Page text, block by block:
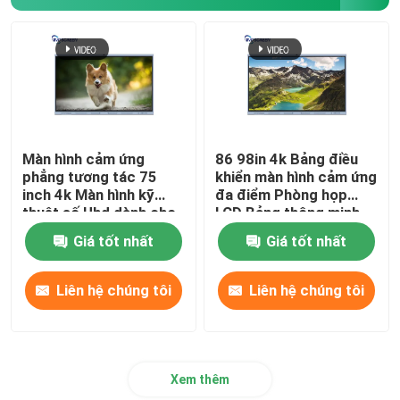
Camera hội nghị 1080P
Máy ảnh tài liệu Máy quét
Máy chiếu HD 1080P
Khung cảm ứng tương tác
Màn hình cảm ứng
phẳng tương tác 75
inch 4k Màn hình kỹ
thuật số Uhd dành cho
doanh nghiệp
Giá tốt nhất
Liên hệ chúng tôi
86 98in 4k Bảng điều
khiển màn hình cảm ứng
đa điểm Phòng họp
LCD Bảng thông minh
dành cho cuộc họp
Giá tốt nhất
Liên hệ chúng tôi
Xem thêm